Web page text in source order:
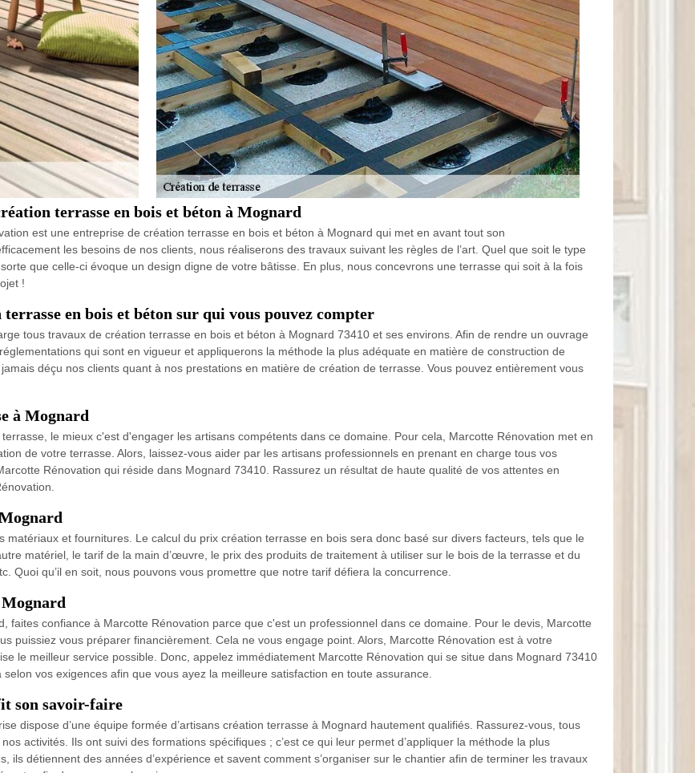
terrasse en bois et béton à Mognard
est une entreprise de création terrasse en bois et béton à Mognard qui met en avant tout son
les besoins de nos clients, nous réaliserons des travaux suivant les règles de l’art. Quel que soit le type
que celle-ci évoque un design digne de votre bâtisse. En plus, nous concevrons une terrasse qui soit à la fois
!
en bois et béton sur qui vous pouvez compter
tous travaux de création terrasse en bois et béton à Mognard 73410 et ses environs. Afin de rendre un ouvrage
qui sont en vigueur et appliquerons la méthode la plus adéquate en matière de construction de
déçu nos clients quant à nos prestations en matière de création de terrasse. Vous pouvez entièrement vous
à Mognard
le mieux c'est d'engager les artisans compétents dans ce domaine. Pour cela, Marcotte Rénovation met en
de votre terrasse. Alors, laissez-vous aider par les artisans professionnels en prenant en charge tous vos
Rénovation qui réside dans Mognard 73410. Rassurez un résultat de haute qualité de vos attentes en
matériaux et fournitures. Le calcul du prix création terrasse en bois sera donc basé sur divers facteurs, tels que le
matériel, le tarif de la main d’œuvre, le prix des produits de traitement à utiliser sur le bois de la terrasse et du
Quoi qu’il en soit, nous pouvons vous promettre que notre tarif défiera la concurrence.
Mognard
faites confiance à Marcotte Rénovation parce que c'est un professionnel dans ce domaine. Pour le devis, Marcotte
puissiez vous préparer financièrement. Cela ne vous engage point. Alors, Marcotte Rénovation est à votre
le meilleur service possible. Donc, appelez immédiatement Marcotte Rénovation qui se situe dans Mognard 73410
vos exigences afin que vous ayez la meilleure satisfaction en toute assurance.
son savoir-faire
dispose d’une équipe formée d’artisans création terrasse à Mognard hautement qualifiés. Rassurez-vous, tous
activités. Ils ont suivi des formations spécifiques ; c’est ce qui leur permet d’appliquer la méthode la plus
ils détiennent des années d’expérience et savent comment s’organiser sur le chantier afin de terminer les travaux